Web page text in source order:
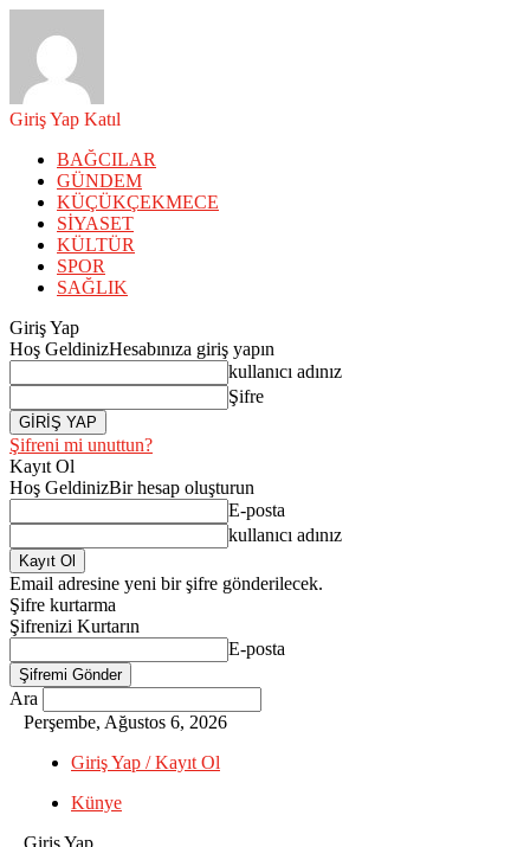
Giriş Yap Katıl
BAĞCILAR
GÜNDEM
KÜÇÜKÇEKMECE
SİYASET
KÜLTÜR
SPOR
SAĞLIK
Giriş Yap
Hoş GeldinizHesabınıza giriş yapın
kullanıcı adınız
Şifre
Şifreni mi unuttun?
Kayıt Ol
Hoş GeldinizBir hesap oluşturun
E-posta
kullanıcı adınız
Email adresine yeni bir şifre gönderilecek.
Şifre kurtarma
Şifrenizi Kurtarın
E-posta
Ara
Perşembe, Ağustos 6, 2026
Giriş Yap / Kayıt Ol
Künye
Giriş Yap